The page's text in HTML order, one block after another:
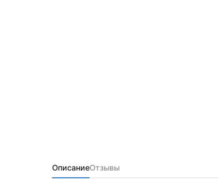
ОписаниеОтзывы